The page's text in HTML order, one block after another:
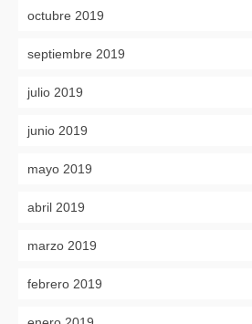
octubre 2019
septiembre 2019
julio 2019
junio 2019
mayo 2019
abril 2019
marzo 2019
febrero 2019